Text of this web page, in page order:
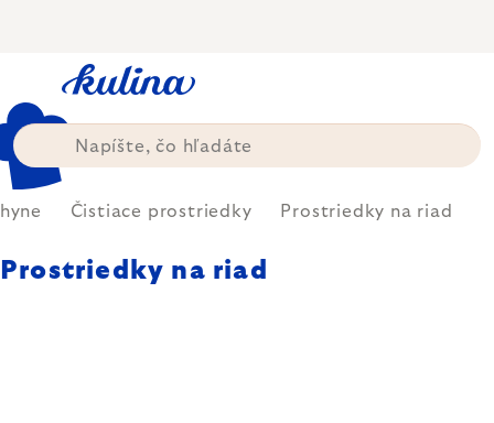
Čistiace prostriedky Prostriedky na riad
Prostriedky na riad